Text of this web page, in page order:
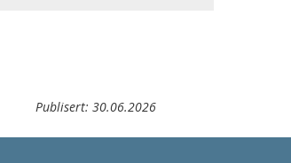
Publisert: 30.06.2026